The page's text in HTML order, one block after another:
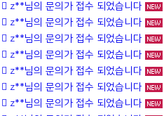
z**님의 문의가 접수 되었습니다
z**님의 문의가 접수 되었습니다
z**님의 문의가 접수 되었습니다
z**님의 문의가 접수 되었습니다
z**님의 문의가 접수 되었습니다
z**님의 문의가 접수 되었습니다
z**님의 문의가 접수 되었습니다